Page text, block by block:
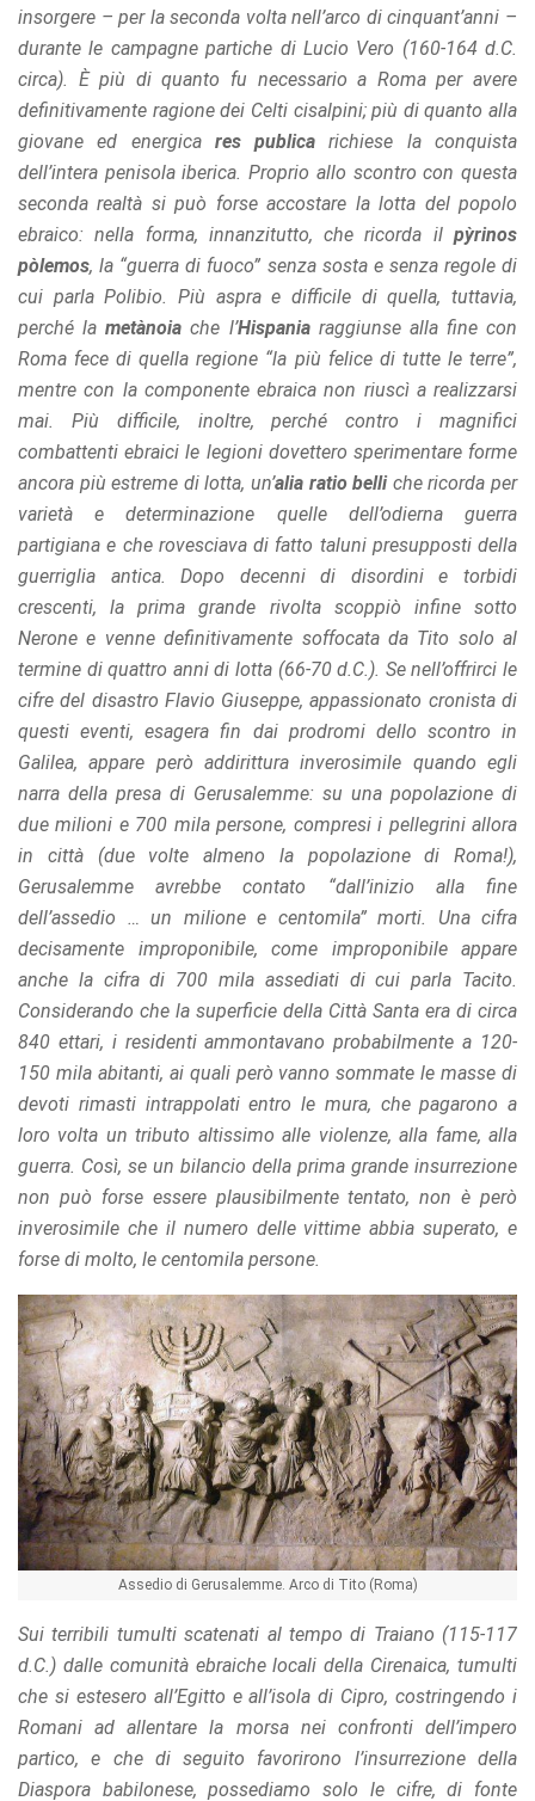
insorgere – per la seconda volta nell’arco di cinquant’anni –
durante le campagne partiche di Lucio Vero (160-164 d.C.
circa). È più di quanto fu necessario a Roma per avere
definitivamente ragione dei Celti cisalpini; più di quanto alla
giovane ed energica res publica richiese la conquista
dell’intera penisola iberica. Proprio allo scontro con questa
seconda realtà si può forse accostare la lotta del popolo
ebraico: nella forma, innanzitutto, che ricorda il pỳrinos
pòlemos, la “guerra di fuoco” senza sosta e senza regole di
cui parla Polibio. Più aspra e difficile di quella, tuttavia,
perché lametànoiache l’Hispania raggiunse alla fine con
Roma fece di quella regione “la più felice di tutte le terre”,
mentre con la componente ebraica non riuscì a realizzarsi
mai. Più difficile, inoltre, perché contro i magnifici
combattenti ebraici le legioni dovettero sperimentare forme
ancora più estreme di lotta, un’alia ratio belli che ricorda per
varietà e determinazione quelle dell’odierna guerra
partigiana e che rovesciava di fatto taluni presupposti della
guerriglia antica. Dopo decenni di disordini e torbidi
crescenti, la prima grande rivolta scoppiò infine sotto
Nerone e venne definitivamente soffocata da Tito solo al
termine di quattro anni di lotta (66-70 d.C.). Se nell’offrirci le
cifre del disastro Flavio Giuseppe, appassionato cronista di
questi eventi, esagera fin dai prodromi dello scontro in
Galilea, appare però addirittura inverosimile quando egli
narra della presa di Gerusalemme: su una popolazione di
due milioni e 700 mila persone, compresi i pellegrini allora
in città (due volte almeno la popolazione di Roma!),
Gerusalemme avrebbe contato “dall’inizio alla fine
dell’assedio … un milione e centomila” morti. Una cifra
decisamente improponibile, come improponibile appare
anche la cifra di 700 mila assediati di cui parla Tacito.
Considerando che la superficie della Città Santa era di circa
840 ettari, i residenti ammontavano probabilmente a 120-
150 mila abitanti, ai quali però vanno sommate le masse di
devoti rimasti intrappolati entro le mura, che pagarono a
loro volta un tributo altissimo alle violenze, alla fame, alla
guerra. Così, se un bilancio della prima grande insurrezione
non può forse essere plausibilmente tentato, non è però
inverosimile che il numero delle vittime abbia superato, e
forse di molto, le centomila persone.
Assedio di Gerusalemme. Arco di Tito (Roma)
Sui terribili tumulti scatenati al tempo di Traiano (115-117
d.C.) dalle comunità ebraiche locali della Cirenaica, tumulti
che si estesero all’Egitto e all’isola di Cipro, costringendo i
Romani ad allentare la morsa nei confronti dell’impero
partico, e che di seguito favorirono l’insurrezione della
Diaspora babilonese, possediamo solo le cifre, di fonte